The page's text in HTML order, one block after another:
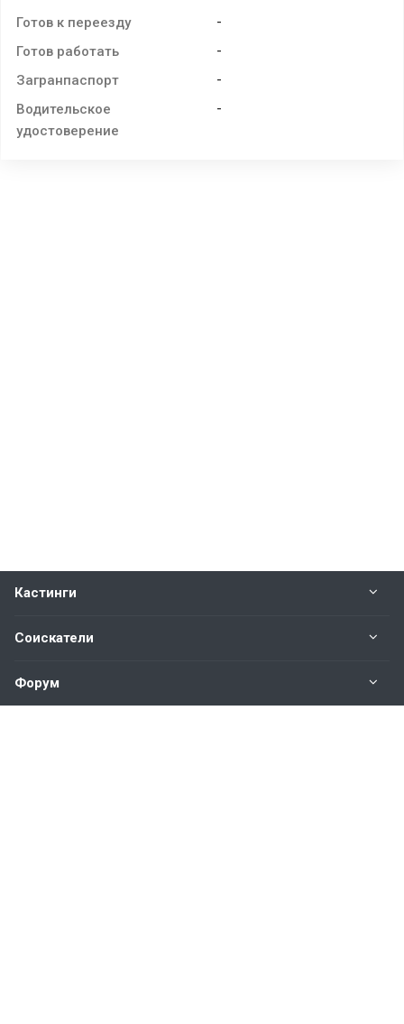
Готов к переезду -
Готов работать -
Загранпаспорт -
Водительское
удостоверение
-
Кастинги
Соискатели
Форум